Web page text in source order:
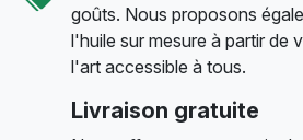
goûts. Nous proposons
l'huile sur mesure à partir de
l'art accessible à tous.
Livraison gratuite